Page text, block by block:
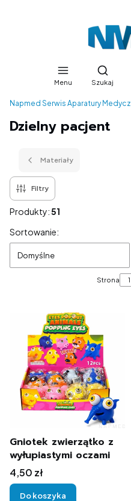
Menu
Otwórz
Szukaj
Napmed Serwis Aparatury
Dzielny pacjent
Materiały
Filtry
Produkty:51
Lista produktów
Sortowanie:
Domyślne
Strona
Gniotek zwierzątko z
wyłupiastymi oczami
Cena
4,50 zł
Do koszyka